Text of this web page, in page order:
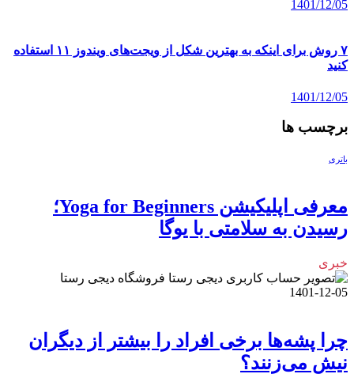
1401/12/05
۷ روش برای اینکه به بهترین شکل از ویجت‌های ویندوز ۱۱ استفاده
کنید
1401/12/05
برچسب ها
باتری
معرفی اپلیکیشن Yoga for Beginners؛
رسیدن به سلامتی با یوگا
خبری
فروشگاه دیجی رستا
1401-12-05
چرا پشه‌ها برخی افراد را بیشتر از دیگران
نیش می‌زنند؟